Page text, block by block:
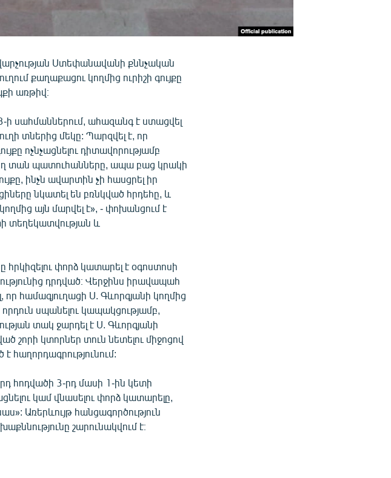
Ստեփանավանի քննչական
քաղաքացու կողմից ուրիշի գույքը
առթիվ։
սահմաններում, ահազանգ է ստացվել
տներից մեկը: Պարզվել է, որ
ոչնչացնելու դիտավորությամբ
տան պատուհանները, ապա բաց կրակի
ինչն ավարտին չի հասցրել իր
նկատել են բռնկված հրդեհը, և
այն մարվել է», - փոխանցում է
տեղեկատվության և
հրկիզելու փորձ կատարել է օգոստոսի
դրդված։ Վերջինս իրավապահ
որ համագյուղացի Ս. Գևորգյանի կողմից
սպանելու կապակցությամբ,
տակ ջարդել է Ս. Գևորգյանի
շորի կտորներ տուն նետելու միջոցով
է հաղորդագրությունում:
հոդվածի 3-րդ մասի 1-ին կետի
կամ վնասելու փորձ կատարելը,
Առերևույթ հանցագործություն
շարունակվում է։